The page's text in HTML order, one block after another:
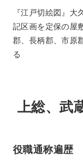
『江戸切絵図』
記区画を定保の屋
郡、長柄郡、市原
る
上総、武
役職通称遍歴